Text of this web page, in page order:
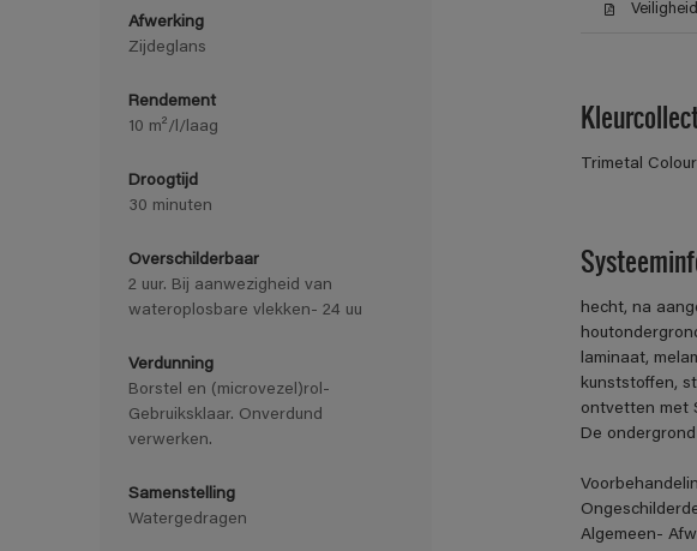
Afwerking
Zijdeglans
Rendement
10 m²/l/laag
Droogtijd
30 minuten
Overschilderbaar
2 uur. Bij aanwezigheid van
wateroplosbare vlekken- 24 uu
Verdunning
Borstel en (microvezel)rol-
Gebruiksklaar. Onverdund
verwerken.
Samenstelling
Watergedragen
Trimetal
hecht, na
laminaat,
kunststoffen,
ontvetten met
De
Algemeen-